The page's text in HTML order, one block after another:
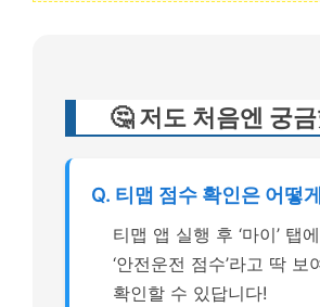
🤔 저도 처음엔 궁
Q. 티맵 점수 확인은 어떻
티맵 앱 실행 후 ‘마이’ 탭
‘안전운전 점수’라고 딱 보
확인할 수 있답니다!